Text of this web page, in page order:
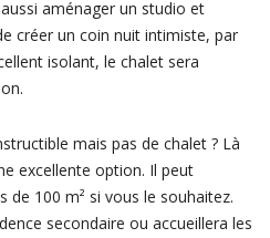
aménager un studio et
créer un coin nuit intimiste, par
isolant, le chalet sera
mais pas de chalet ? Là
excellente option. Il peut
de 100 m² si vous le souhaitez.
secondaire ou accueillera les